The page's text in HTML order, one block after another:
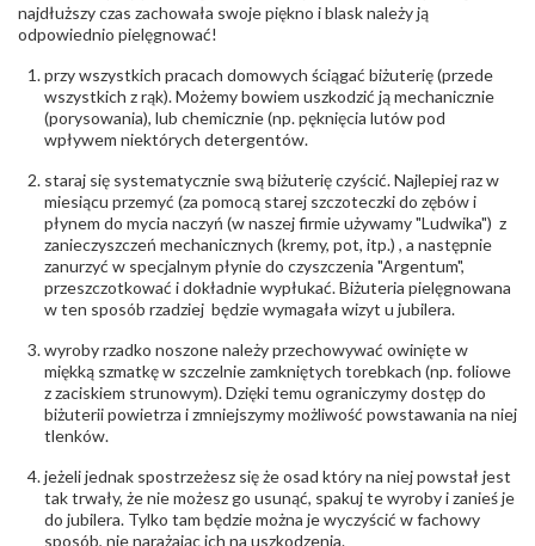
biuro@stelmach.pl
Bezpieczeństwo
ostrzeżenia:
Nie nadaje się dla dzieci w wieku poniżej 3 lat
zawierają nikiel
najdłuższy czas zachowała swoje piękno i blask należy ją
odpowiednio pielęgnować!
przy wszystkich pracach domowych ściągać biżuterię (przede
wszystkich z rąk). Możemy bowiem uszkodzić ją mechanicznie
(porysowania), lub chemicznie (np. pęknięcia lutów pod
wpływem niektórych detergentów.
staraj się systematycznie swą biżuterię czyścić. Najlepiej raz w
miesiącu przemyć (za pomocą starej szczoteczki do zębów i
płynem do mycia naczyń (w naszej firmie używamy "Ludwika") z
zanieczyszczeń mechanicznych (kremy, pot, itp.) , a następnie
zanurzyć w specjalnym płynie do czyszczenia "Argentum",
przeszczotkować i dokładnie wypłukać. Biżuteria pielęgnowana
w ten sposób rzadziej będzie wymagała wizyt u jubilera.
wyroby rzadko noszone należy przechowywać owinięte w
miękką szmatkę w szczelnie zamkniętych torebkach (np. foliowe
z zaciskiem strunowym). Dzięki temu ograniczymy dostęp do
biżuterii powietrza i zmniejszymy możliwość powstawania na niej
tlenków.
jeżeli jednak spostrzeżesz się że osad który na niej powstał jest
tak trwały, że nie możesz go usunąć, spakuj te wyroby i zanieś je
do jubilera. Tylko tam będzie można je wyczyścić w fachowy
sposób, nie narażając ich na uszkodzenia.